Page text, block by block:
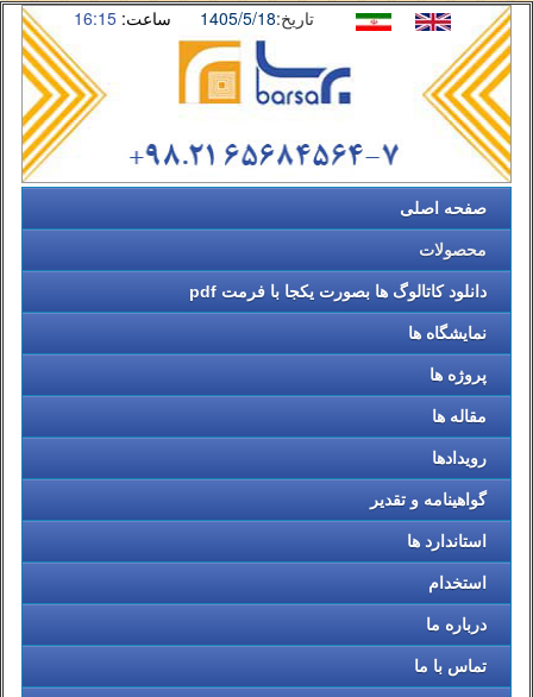
ساعت: 16:15 تاریخ:1405/5/18
صفحه اصلی
محصولات
دانلود کاتالوگ ها بصورت یکجا با فرمت pdf
نمایشگاه ها
پروژه ها
مقاله ها
رویدادها
گواهینامه و تقدیر
استاندارد ها
استخدام
درباره ما
تماس با ما